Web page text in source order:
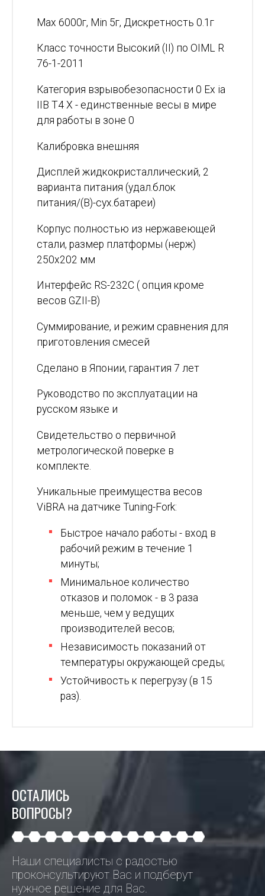
Max 6000г, Min 5г, Дискретность 0.1г
Класс точности Высокий (II) по OIML R
76-1-2011
Категория взрывобезопасности 0 Ex ia
IIB T4 X - единственные весы в мире
для работы в зоне 0
Калибровка внешняя
Дисплей жидкокристаллический, 2
варианта питания (удал.блок
питания/(В)-сух.батареи)
Корпус полностью из нержавеющей
стали, размер платформы (нерж)
250x202 мм
Интерфейс RS-232C ( опция кроме
весов GZII-B)
Суммирование, и режим сравнения для
приготовления смесей
Сделано в Японии, гарантия 7 лет
Руководство по эксплуатации на
русском языке и
Свидетельство о первичной
метрологической поверке в
комплекте.
Уникальные преимущества весов
ViBRA на датчике Tuning-Fork:
Быстрое начало работы - вход в
рабочий режим в течение 1
минуты;
Минимальное количество
отказов и поломок - в 3 раза
меньше, чем у ведущих
производителей весов;
Независимость показаний от
температуры окружающей среды;
Устойчивость к перегрузу (в 15
раз).
ОСТАЛИСЬ
ВОПРОСЫ?
Наши специалисты с радостью
проконсультируют Вас и подберут
нужное решение для Вас.